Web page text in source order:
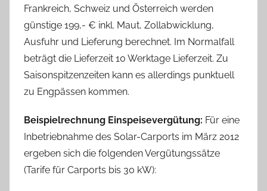
Frankreich, Schweiz und Österreich werden
günstige 199,- € inkl. Maut, Zollabwicklung,
Ausfuhr und Lieferung berechnet. Im Normalfall
beträgt die Lieferzeit 10 Werktage Lieferzeit. Zu
Saisonspitzenzeiten kann es allerdings punktuell
zu Engpässen kommen.
Beispielrechnung Einspeisevergütung: Für eine
Inbetriebnahme des Solar-Carports im März 2012
ergeben sich die folgenden Vergütungssätze
(Tarife für Carports bis 30 kW):